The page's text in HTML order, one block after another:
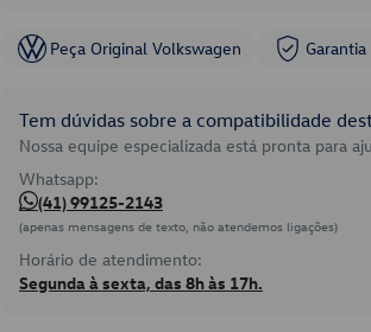
Peça Original Volkswagen
Tem dúvidas sobre a compatibilidade
Nossa equipe especializada está pronta para
Whatsapp:
(41) 99125-2143
(apenas mensagens de texto, não atendemos ligações)
Horário de atendimento:
Segunda à sexta, das 8h às 17h.